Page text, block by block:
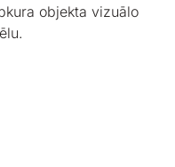
objekta vizuālo